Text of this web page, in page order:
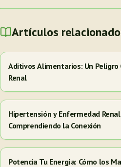
Artículos
Aditivos Alimentarios: Un
Renal
Hipertensión y Enfermedad Renal
Comprendiendo la Conexión
Potencia Tu Energía: Cómo los